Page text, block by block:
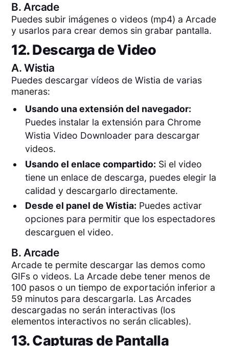
B.Arcade
Puedes subir imágenes o videos (mp4) a Arcade
y usarlos para crear demos sin grabar pantalla.
12. Descarga de Video
A.Wistia
Puedes descargar vídeos de Wistia de varias
maneras:
Usando una extensión del navegador:
Puedes instalar la extensión para Chrome
Wistia Video Downloader para descargar
videos.
Usando el enlace compartido: Si el video
tiene un enlace de descarga, puedes elegir la
calidad y descargarlo directamente.
Desde el panel de Wistia: Puedes activar
opciones para permitir que los espectadores
descarguen el video.
B. Arcade
Arcade te permite descargar las demos como
GIFs o videos. La Arcade debe tener menos de
100 pasos o un tiempo de exportación inferior a
59 minutos para descargarla. Las Arcades
descargadas no serán interactivas (los
elementos interactivos no serán clicables).
13. Capturas de Pantalla